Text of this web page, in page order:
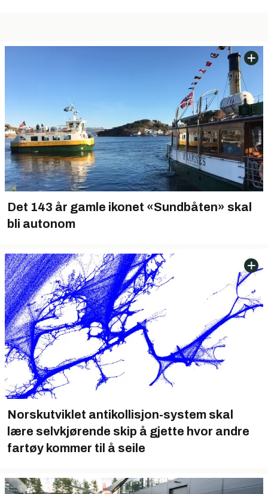
Det 143 år gamle ikonet «Sundbåten» skal
bli autonom
Norskutviklet antikollisjon-system skal
lære selvkjørende skip å gjette hvor andre
fartøy kommer til å seile